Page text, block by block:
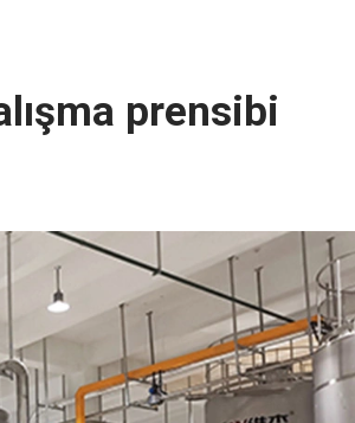
prensibi